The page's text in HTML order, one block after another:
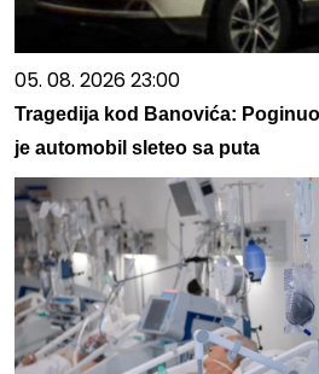
05. 08. 2026 23:00
Tragedija kod Banovića:
je automobil sleteo sa puta